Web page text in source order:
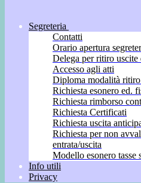
Segreteria
Contatti
Orario apertura
Delega per ritiro uscite
Accesso agli atti
Diploma modalità ritiro
Richiesta esonero ed.
Richiesta rimborso
Richiesta Certificati
Richiesta uscita
Richiesta per non
entrata/uscita
Modello esonero tasse
Info utili
Privacy